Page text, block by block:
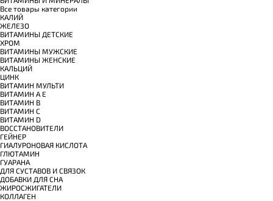
Все товары категории
КАЛИЙ
ЖЕЛЕЗО
ВИТАМИНЫ ДЕТСКИЕ
ХРОМ
ВИТАМИНЫ МУЖСКИЕ
ВИТАМИНЫ ЖЕНСКИЕ
КАЛЬЦИЙ
ЦИНК
ВИТАМИН МУЛЬТИ
ВИТАМИН A E
ВИТАМИН B
ВИТАМИН C
ВИТАМИН D
ВОССТАНОВИТЕЛИ
ГЕЙНЕР
ГИАЛУРОНОВАЯ КИСЛОТА
ГЛЮТАМИН
ГУАРАНА
ДЛЯ СУСТАВОВ И СВЯЗОК
ДОБАВКИ ДЛЯ СНА
ЖИРОСЖИГАТЕЛИ
КОЛЛАГЕН